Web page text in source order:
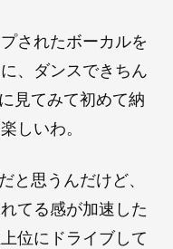
されたボーカルを
、ダンスできちん
見てみて初めて納
しいわ。
と思うんだけど、
てる感が加速した
位にドライブして